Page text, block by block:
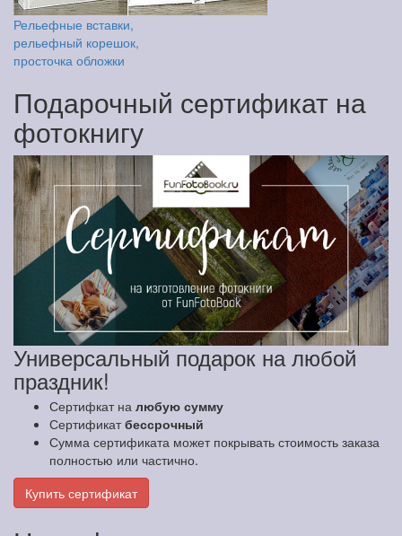
Рельефные вставки,
рельефный корешок,
просточка обложки
Подарочный сертификат на
фотокнигу
Универсальный подарок на любой
праздник!
Сертифкат на любую сумму
Сертификатбессрочный
Сумма сертификата может покрывать стоимость заказа
полностью или частично.
Купить сертификат